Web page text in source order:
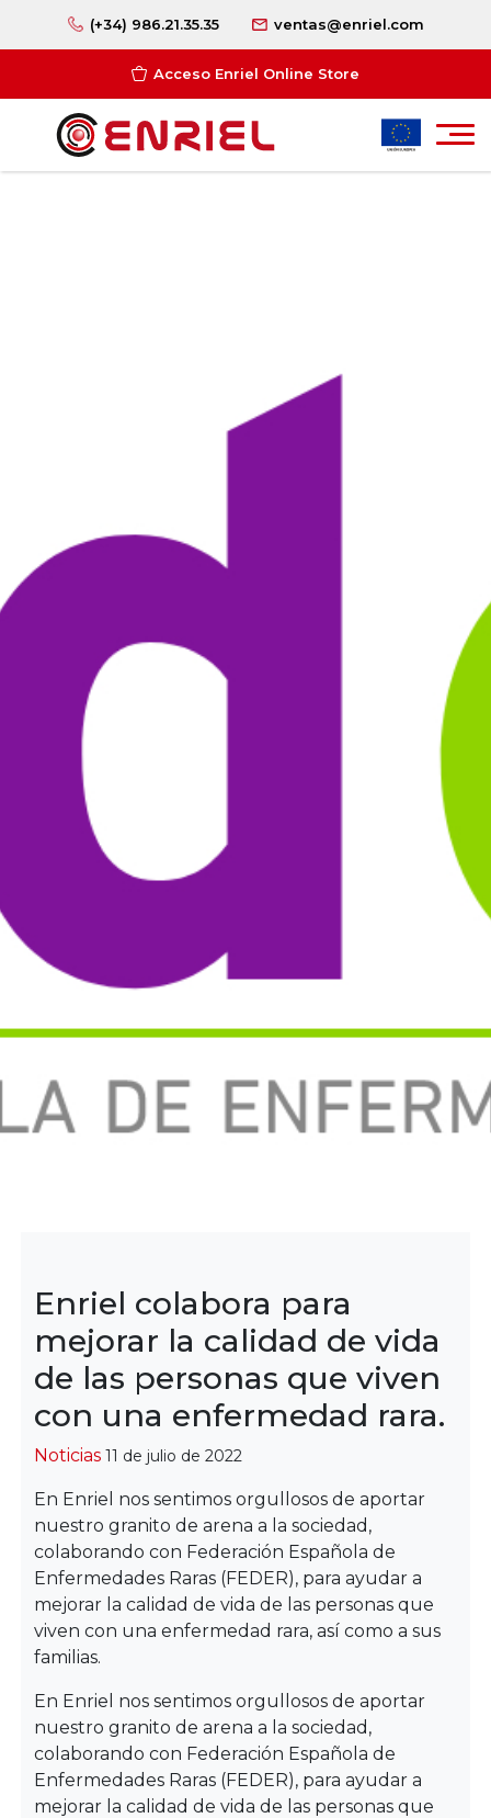
(+34) 986.21.35.35 ventas@enriel.com
Acceso Enriel Online Store
Enriel colabora para
mejorar la calidad de vida
de las personas que viven
con una enfermedad rara.
Categorías
Noticias 11 de julio de 2022
En Enriel nos sentimos orgullosos de aportar
nuestro granito de arena a la sociedad,
colaborando con Federación Española de
Enfermedades Raras (FEDER), para ayudar a
mejorar la calidad de vida de las personas que
viven con una enfermedad rara, así como a sus
familias.
En Enriel nos sentimos orgullosos de aportar
nuestro granito de arena a la sociedad,
colaborando con Federación Española de
Enfermedades Raras (FEDER), para ayudar a
mejorar la calidad de vida de las personas que